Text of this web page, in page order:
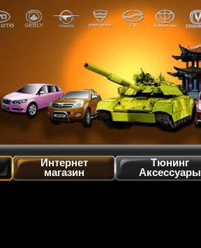
Интернет
магазин
Тюнинг
Аксессуары